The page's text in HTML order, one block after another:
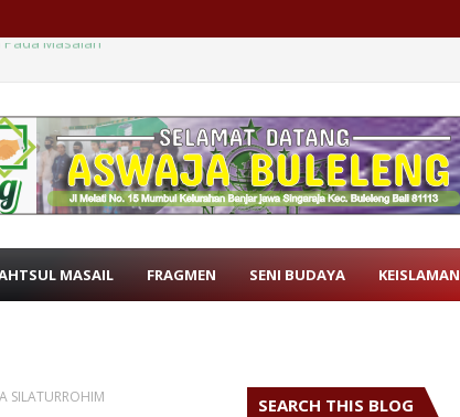
MASAIL FRAGMEN SENI BUDAYA KEISLAMAN
SILATURROHIM SEARCH THIS BLOG